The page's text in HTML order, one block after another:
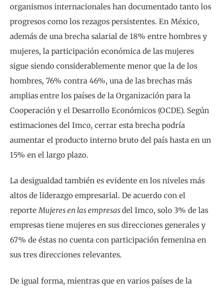
organismos internacionales han documentado tanto los
progresos como los rezagos persistentes. En México,
además de una brecha salarial de 18% entre hombres y
mujeres, la participación económica de las mujeres
sigue siendo considerablemente menor que la de los
hombres, 76% contra 46%, una de las brechas más
amplias entre los países de la Organización para la
Cooperación y el Desarrollo Económicos (OCDE). Según
estimaciones del Imco, cerrar esta brecha podría
aumentar el producto interno bruto del país hasta en un
15% en el largo plazo.
La desigualdad también es evidente en los niveles más
altos de liderazgo empresarial. De acuerdo con el
reporteMujeres en las empresasdel Imco, solo 3% de las
empresas tiene mujeres en sus direcciones generales y
67% de éstas no cuenta con participación femenina en
sus tres direcciones relevantes.
De igual forma, mientras que en varios países de la